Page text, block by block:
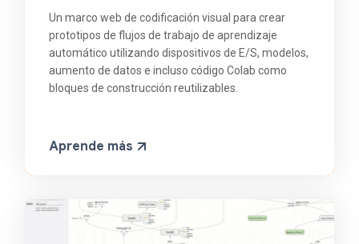
Un marco web de codificación visual para crear
prototipos de flujos de trabajo de aprendizaje
automático utilizando dispositivos de E/S, modelos,
aumento de datos e incluso código Colab como
bloques de construcción reutilizables.
Aprende más